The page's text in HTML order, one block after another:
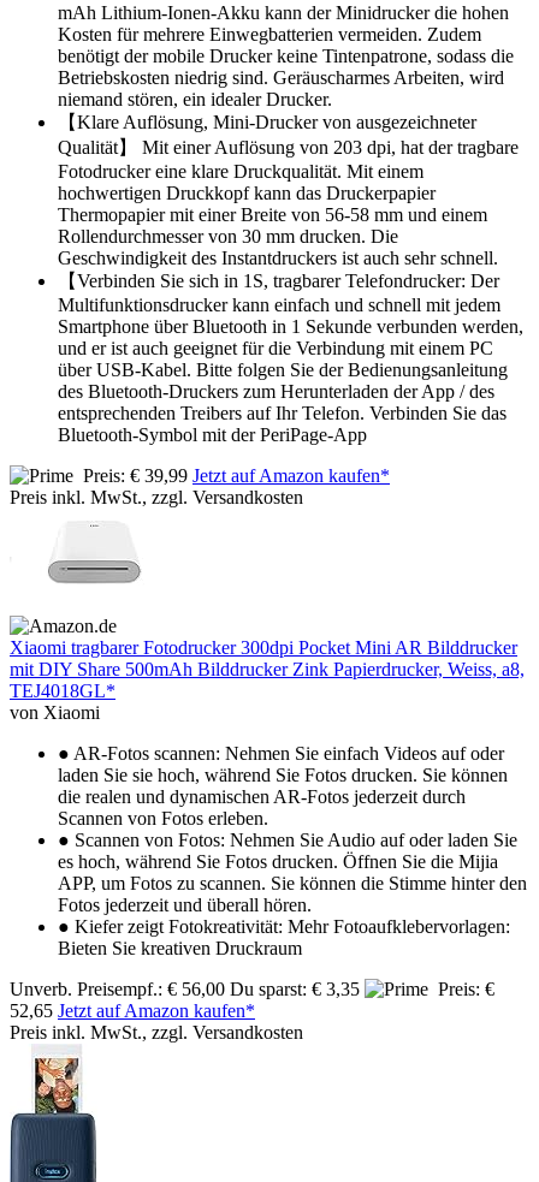
mAh Lithium-Ionen-Akku kann der Minidrucker die hohen
Kosten für mehrere Einwegbatterien vermeiden. Zudem
benötigt der mobile Drucker keine Tintenpatrone, sodass die
Betriebskosten niedrig sind. Geräuscharmes Arbeiten, wird
niemand stören, ein idealer Drucker.
【Klare Auflösung, Mini-Drucker von ausgezeichneter
Qualität】 Mit einer Auflösung von 203 dpi, hat der tragbare
Fotodrucker eine klare Druckqualität. Mit einem
hochwertigen Druckkopf kann das Druckerpapier
Thermopapier mit einer Breite von 56-58 mm und einem
Rollendurchmesser von 30 mm drucken. Die
Geschwindigkeit des Instantdruckers ist auch sehr schnell.
【Verbinden Sie sich in 1S, tragbarer Telefondrucker: Der
Multifunktionsdrucker kann einfach und schnell mit jedem
Smartphone über Bluetooth in 1 Sekunde verbunden werden,
und er ist auch geeignet für die Verbindung mit einem PC
über USB-Kabel. Bitte folgen Sie der Bedienungsanleitung
des Bluetooth-Druckers zum Herunterladen der App / des
entsprechenden Treibers auf Ihr Telefon. Verbinden Sie das
Bluetooth-Symbol mit der PeriPage-App
Preis: € 39,99 Jetzt auf Amazon kaufen*
Preis inkl. MwSt., zzgl. Versandkosten
Xiaomi tragbarer Fotodrucker 300dpi Pocket Mini AR Bilddrucker
mit DIY Share 500mAh Bilddrucker Zink Papierdrucker, Weiss, a8,
TEJ4018GL*
von Xiaomi
● AR-Fotos scannen: Nehmen Sie einfach Videos auf oder
laden Sie sie hoch, während Sie Fotos drucken. Sie können
die realen und dynamischen AR-Fotos jederzeit durch
Scannen von Fotos erleben.
● Scannen von Fotos: Nehmen Sie Audio auf oder laden Sie
es hoch, während Sie Fotos drucken. Öffnen Sie die Mijia
APP, um Fotos zu scannen. Sie können die Stimme hinter den
Fotos jederzeit und überall hören.
● Kiefer zeigt Fotokreativität: Mehr Fotoaufklebervorlagen:
Bieten Sie kreativen Druckraum
Unverb. Preisempf.: € 56,00 Du sparst: € 3,35
Preis: €
52,65 Jetzt auf Amazon kaufen*
Preis inkl. MwSt., zzgl. Versandkosten